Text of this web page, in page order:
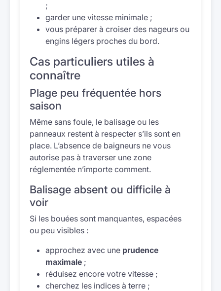
;
garder une vitesse minimale ;
vous préparer à croiser des nageurs ou
engins légers proches du bord.
Cas particuliers utiles à
connaître
Plage peu fréquentée hors
saison
Même sans foule, le balisage ou les
panneaux restent à respecter s’ils sont en
place. L’absence de baigneurs ne vous
autorise pas à traverser une zone
réglementée n’importe comment.
Balisage absent ou difficile à
voir
Si les bouées sont manquantes, espacées
ou peu visibles :
approchez avec une prudence
maximale ;
réduisez encore votre vitesse ;
cherchez les indices à terre ;